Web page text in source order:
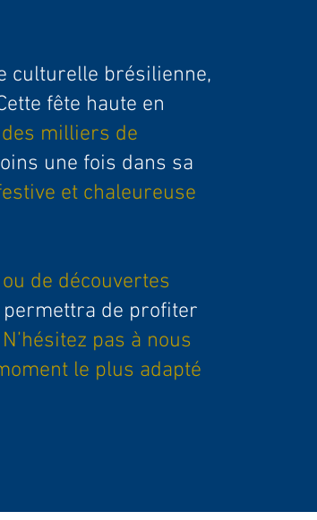
culturelle brésilienne,
fête haute en
milliers de
une fois dans sa
et chaleureuse
de découvertes
permettra de profiter
N’hésitez pas à nous
le plus adapté